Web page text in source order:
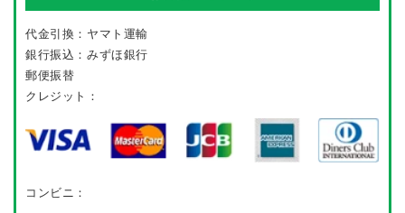
代金引換：ヤマト運輸
銀行振込：みずほ銀行
郵便振替
クレジット：
コンビニ：